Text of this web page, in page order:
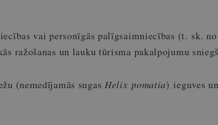
vai personīgās palīgsaimniecības (t. sk. no
ražošanas un lauku tūrisma pakalpojumu
(nemedījamās sugas Helix pomatia) ieguves un